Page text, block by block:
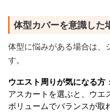
体型カバーを意識した
体型に悩みがある場合は、
す。
ウエスト周りが気になる方
アスカートを選ぶと、ウエ
ボリュームでバランスが取